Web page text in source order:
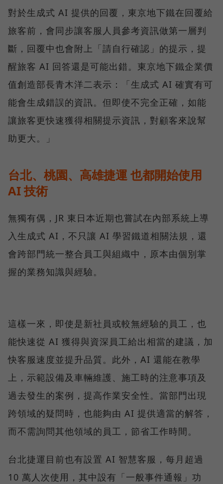
對於生成式 AI 提供的回覆，東京地下鐵在回覆給
旅客前，會同步讓客服人員參考資訊做第一層判
斷，回覆中也會附上「請自行確認」的提示，提
醒旅客 AI 回答還是可能出錯。東京地下鐵企業價
值創造部長青木洋二表示：「生成式 AI 確實有可
能會生成錯誤的資訊。但即使不完全正確，如能
讓旅客更快速獲得相關提示資訊，對顧客來說幫
助更大。」
台北、桃園、高雄捷運 也都開始使用
AI 技術
無獨有偶，JR 東日本近期也嘗試在內部系統上導
入生成式 AI，不只讓 AI 學習鐵道相關法規，還
會跨部門統一整合員工與組織中，原本由個別掌
握的業務知識與經驗。
這樣一來，即使是新社員或較無經驗的員工，也
能快速從 AI 獲得與資深員工給出相當的建議，加
快客服速度並提升品質。此外，AI 還能在教學
上，示範設備及車輛維護、施工時的注意事項及
過去發生的案例，提高作業安全性。當部門出現
跨領域的疑問時，也能夠由 AI 提供適當的解答，
而不需詢問其他領域的員工，節省工作時間。
台北捷運目前也有設置 AI 智慧客服，每月超過
10 萬人次使用，其中設有「一般事件通報」功